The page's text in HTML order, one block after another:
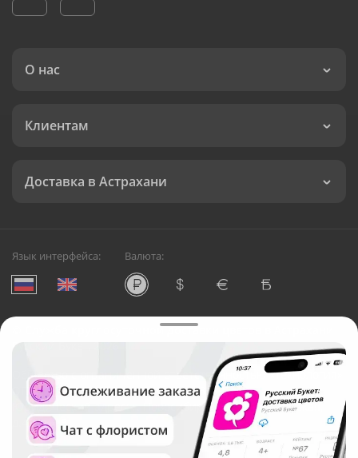
О нас
Клиентам
Доставка в Астрахани
Язык интерфейса: Валюта:
Служба круглосуточной доставки цветов в Астрахани
Русский Букет, 2026
Общество с ограниченной ответственностью «Технология»
ОГРН: 1195476081745, ИНН: 5410081997
Юридический адрес: г. Новосибирск, ул. Ипподромская,
д.42, оф. 3